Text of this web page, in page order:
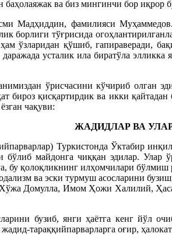
ва биз мингинчи бор иқрор
Мадҳиддин, фамилияси
борлиги тўғрисида
ўзларидан қўшиб, гапираверади,
усталик ила биратўла
ўрисчасини кўчириб олган
бироз қисқартирдик ва икки
чақуви:
ЖАДИДЛАР ВА
Туркистонда Ўктабир
бўлиб майдонга чиққан эдилар.
бу қолоқликнинг илҳомчилари
ва эски турмуш асосларини
Домулла, Имом Ҳожи Халилий,
бузиб, янги ҳаётга кенг йўл
тараққийпарварларга оғир,